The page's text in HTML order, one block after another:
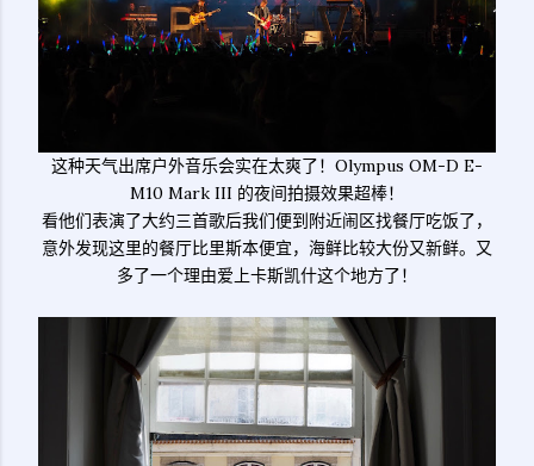
这种天气出席户外音乐会实在太爽了！Olympus OM-D E-
M10 Mark III 的夜间拍摄效果超棒！
看他们表演了大约三首歌后我们便到附近闹区找餐厅吃饭了，
意外发现这里的餐厅比里斯本便宜，海鲜比较大份又新鲜。又
多了一个理由爱上卡斯凯什这个地方了！